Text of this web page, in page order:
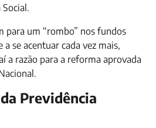
para um “rombo” nos fundos
se acentuar cada vez mais,
a razão para a reforma aprovada
Previdência